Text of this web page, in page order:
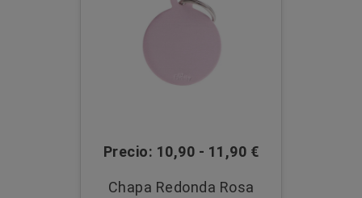
Precio: 10,90 - 11,90 €
Chapa Redonda Rosa